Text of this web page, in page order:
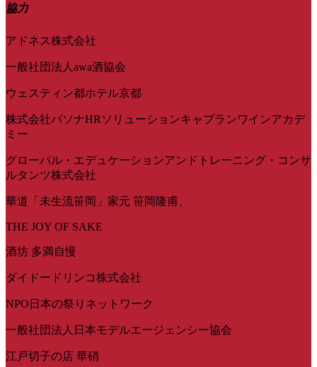
協力
アドネス株式会社
一般社団法人awa酒協会
ウェスティン都ホテル京都
株式会社パソナHRソリューションキャプランワインアカデ
ミー
グローバル・エデュケーションアンドトレーニング・コンサ
ルタンツ株式会社
華道「未生流笹岡」家元 笹岡隆甫、
THE JOY OF SAKE
酒坊 多満自慢
ダイドードリンコ株式会社
NPO日本の祭りネットワーク
一般社団法人日本モデルエージェンシー協会
江戸切子の店 華硝